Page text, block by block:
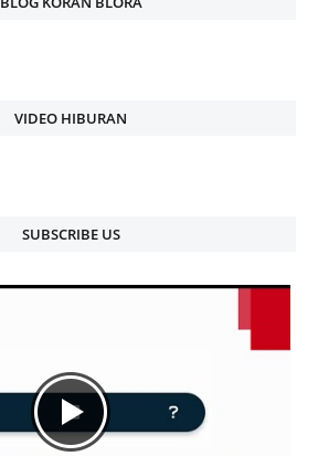
VIDEO HIBURAN
SUBSCRIBE US